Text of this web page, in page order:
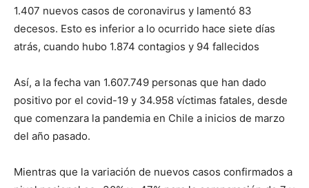
1.407 nuevos casos de coronavirus y lamentó 83
decesos. Esto es inferior a lo ocurrido hace siete días
atrás, cuando hubo 1.874 contagios y 94 fallecidos
Así, a la fecha van 1.607.749 personas que han dado
positivo por el covid-19 y 34.958 víctimas fatales, desde
que comenzara la pandemia en Chile a inicios de marzo
del año pasado.
Mientras que la variación de nuevos casos confirmados a